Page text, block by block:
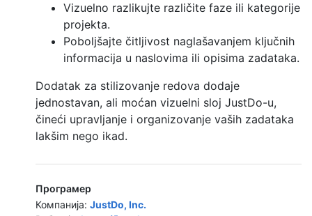
Vizuelno razlikujte različite faze ili kategorije
projekta.
Poboljšajte čitljivost naglašavanjem ključnih
informacija u naslovima ili opisima zadataka.
Dodatak za stilizovanje redova dodaje
jednostavan, ali moćan vizuelni sloj JustDo-u,
čineći upravljanje i organizovanje vaših zadataka
lakšim nego ikad.
Програмер
Компанија: JustDo, Inc.